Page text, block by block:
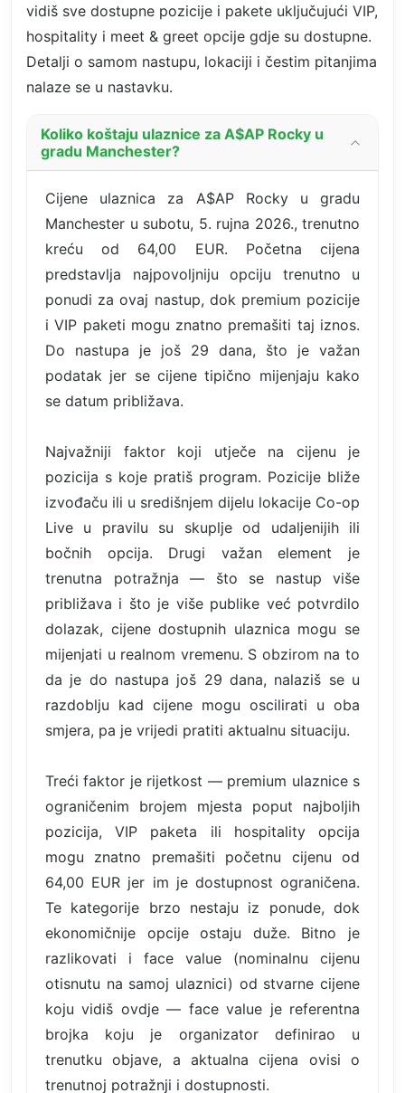
vidiš sve dostupne pozicije i pakete uključujući VIP,
hospitality i meet & greet opcije gdje su dostupne.
Detalji o samom nastupu, lokaciji i čestim pitanjima
nalaze se u nastavku.
Koliko koštaju ulaznice za A$AP Rocky u
gradu Manchester?
Cijene ulaznica za A$AP Rocky u gradu
Manchester u subotu, 5. rujna 2026., trenutno
kreću od 64,00 EUR. Početna cijena
predstavlja najpovoljniju opciju trenutno u
ponudi za ovaj nastup, dok premium pozicije
i VIP paketi mogu znatno premašiti taj iznos.
Do nastupa je još 29 dana, što je važan
podatak jer se cijene tipično mijenjaju kako
se datum približava.
Najvažniji faktor koji utječe na cijenu je
pozicija s koje pratiš program. Pozicije bliže
izvođaču ili u središnjem dijelu lokacije Co-op
Live u pravilu su skuplje od udaljenijih ili
bočnih opcija. Drugi važan element je
trenutna potražnja — što se nastup više
približava i što je više publike već potvrdilo
dolazak, cijene dostupnih ulaznica mogu se
mijenjati u realnom vremenu. S obzirom na to
da je do nastupa još 29 dana, nalaziš se u
razdoblju kad cijene mogu oscilirati u oba
smjera, pa je vrijedi pratiti aktualnu situaciju.
Treći faktor je rijetkost — premium ulaznice s
ograničenim brojem mjesta poput najboljih
pozicija, VIP paketa ili hospitality opcija
mogu znatno premašiti početnu cijenu od
64,00 EUR jer im je dostupnost ograničena.
Te kategorije brzo nestaju iz ponude, dok
ekonomičnije opcije ostaju duže. Bitno je
razlikovati i face value (nominalnu cijenu
otisnutu na samoj ulaznici) od stvarne cijene
koju vidiš ovdje — face value je referentna
brojka koju je organizator definirao u
trenutku objave, a aktualna cijena ovisi o
trenutnoj potražnji i dostupnosti.